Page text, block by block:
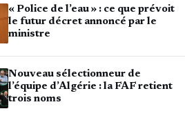
« Police de l’eau » : ce que prévoit
le futur décret annoncé par le
ministre
Nouveau sélectionneur de
l’équipe d’Algérie : la FAF retient
trois noms